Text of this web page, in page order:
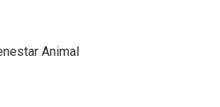
Animal